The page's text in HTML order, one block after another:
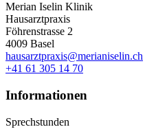
Merian Iselin Klinik
Hausarztpraxis
Föhrenstrasse 2
4009 Basel
hausarztpraxis@merianiselin.ch
+41 61 305 14 70
Informationen
Sprechstunden